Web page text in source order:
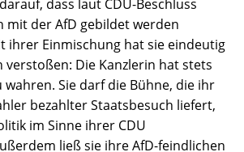
dass laut CDU-Beschluss
mit der AfD gebildet werden
ihrer Einmischung hat sie eindeutig
verstoßen: Die Kanzlerin hat stets
Sie darf die Bühne, die ihr
bezahlter Staatsbesuch liefert,
im Sinne ihrer CDU
ließ sie ihre AfD-feindlichen